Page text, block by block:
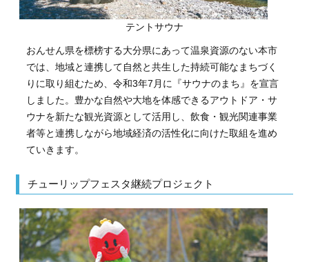
テントサウナ
おんせん県を標榜する大分県にあって温泉資源のない本市
では、地域と連携して自然と共生した持続可能なまちづく
りに取り組むため、令和3年7月に『サウナのまち』を宣言
しました。豊かな自然や大地を体感できるアウトドア・サ
ウナを新たな観光資源として活用し、飲食・観光関連事業
者等と連携しながら地域経済の活性化に向けた取組を進め
ていきます。
チューリップフェスタ継続プロジェクト